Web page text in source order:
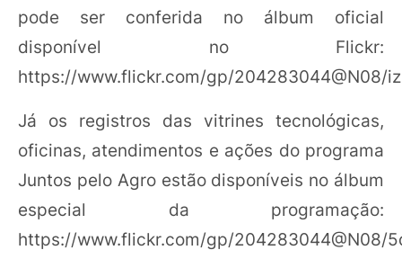
pode ser conferida no álbum oficial
disponível no Flickr:
https://www.flickr.com/gp/204283044@N08/
Já os registros das vitrines tecnológicas,
oficinas, atendimentos e ações do programa
Juntos pelo Agro estão disponíveis no álbum
especial da programação:
https://www.flickr.com/gp/204283044@N08/